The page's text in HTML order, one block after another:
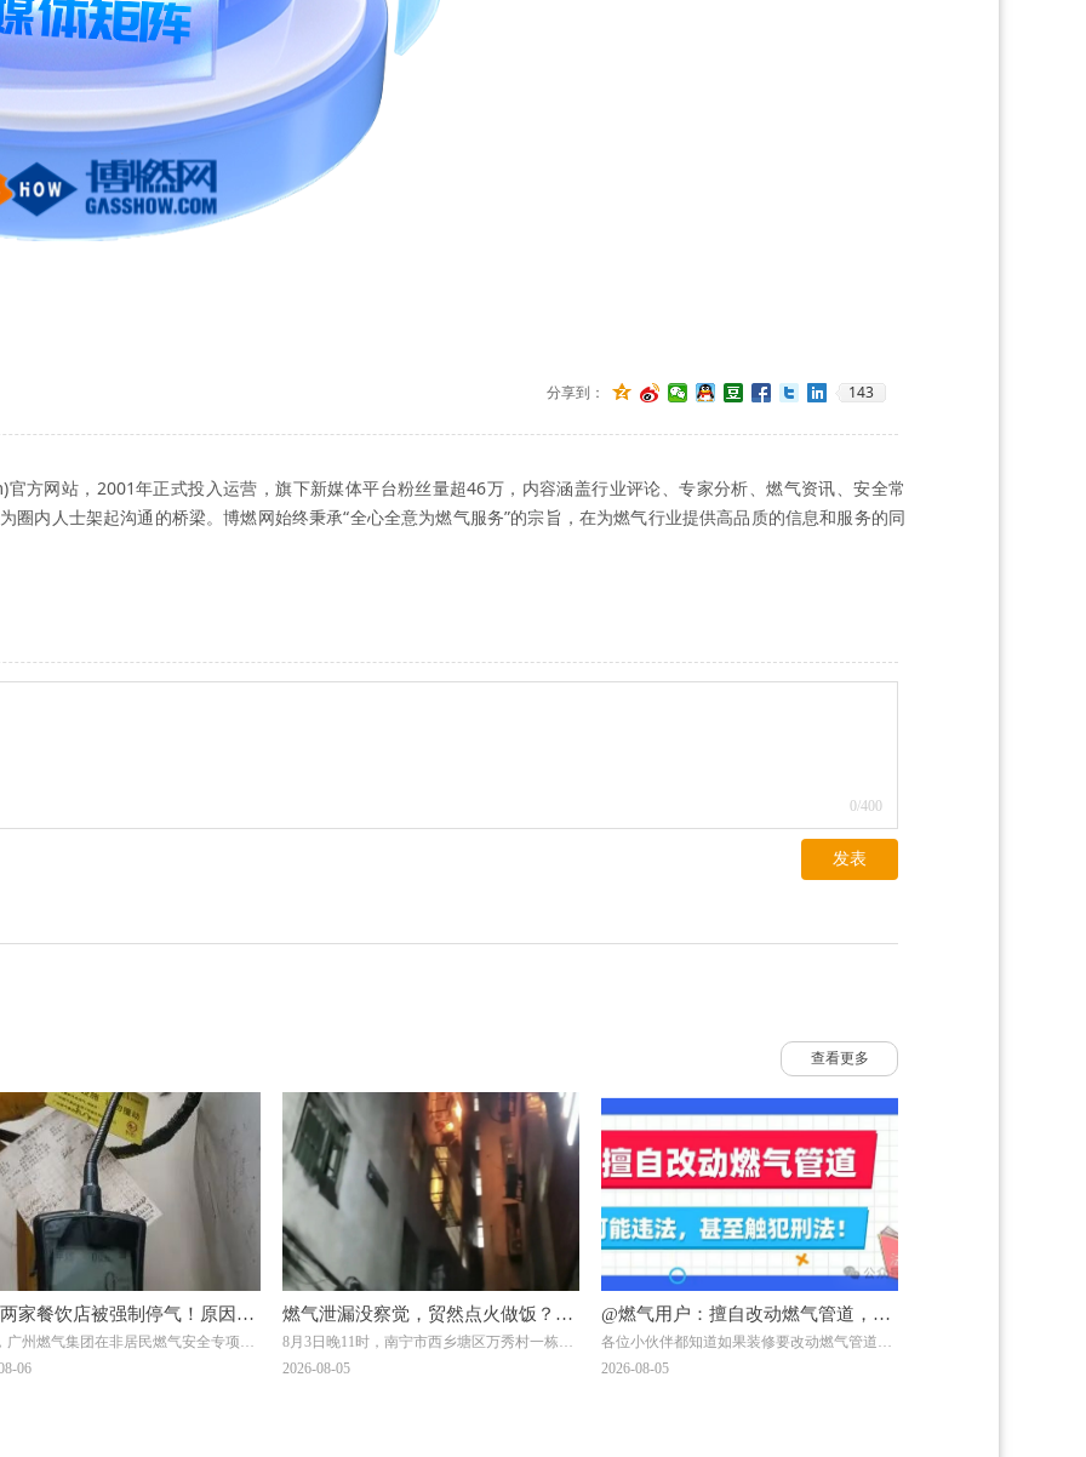
分享到： 143
0/400
发表
查看更多
方网站，2001年正式投入运营，旗下新媒体平台粉丝量超46万，内容涵盖行业评论、专家分析、燃气资讯、安全常
圈内人士架起沟通的桥梁。博燃网始终秉承“全心全意为燃气服务”的宗旨，在为燃气行业提供高品质的信息和服务的同
家餐饮店被强制停气！原因曝
广州燃气集团在非居民燃气安全专项治
对两家拒不整改隐患的餐饮单位依法采
06
燃气泄漏没察觉，贸然点火做饭？南
宁一自建房发生爆燃，一男子被烧
8月3日晚11时，南宁市西乡塘区万秀村一栋自
建房发生爆燃事件：一名男子在加热饭菜时，
2026-08-05
@燃气用户：擅自改动燃气管道，可
能违法，甚至触犯刑法！
各位小伙伴都知道如果装修要改动燃气管道需
联系燃气公司！但有一些小伙伴贪图方便，自
2026-08-05